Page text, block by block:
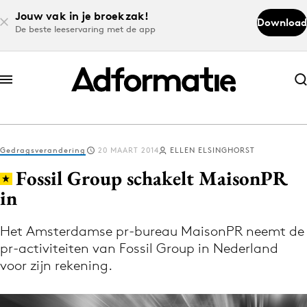
Jouw vak in je broekzak!
De beste leeservaring met de app
Download
Abonneer nu
Abonneer nu
Log in
Volg het laatste nieuws via de Adformatie
Nieuws app
Gedragsverandering 20 MAART 2014 ELLEN ELSINGHORST
Fossil Group schakelt MaisonPR
in
Het Amsterdamse pr-bureau MaisonPR neemt de
pr-activiteiten van Fossil Group in Nederland
voor zijn rekening.